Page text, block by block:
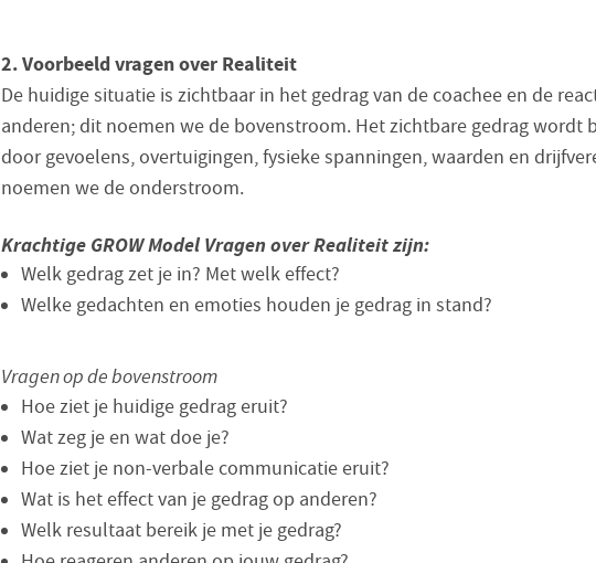
2. Voorbeeld vragen over Realiteit
De huidige situatie is zichtbaar in het gedrag van de coachee en de
anderen; dit noemen we de bovenstroom. Het zichtbare gedrag wordt
door gevoelens, overtuigingen, fysieke spanningen, waarden en
noemen we de onderstroom.
Krachtige GROW Model Vragen over Realiteit zijn:
Welk gedrag zet je in? Met welk effect?
Welke gedachten en emoties houden je gedrag in stand?
Vragen op de bovenstroom
Hoe ziet je huidige gedrag eruit?
Wat zeg je en wat doe je?
Hoe ziet je non-verbale communicatie eruit?
Wat is het effect van je gedrag op anderen?
Welk resultaat bereik je met je gedrag?